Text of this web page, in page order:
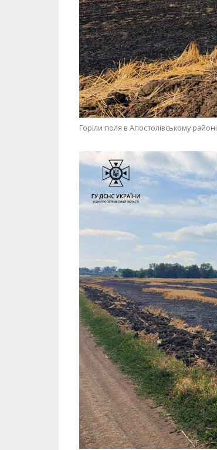
Горіли поля в Апостолівському районі